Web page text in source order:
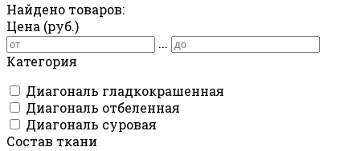
Найдено товаров:
Цена (руб.)
...
Категория
Диагональ гладкокрашенная
Диагональ отбеленная
Диагональ суровая
Состав ткани